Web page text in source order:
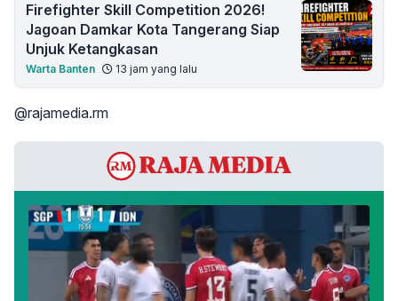
Firefighter Skill Competition 2026!
Jagoan Damkar Kota Tangerang Siap
Unjuk Ketangkasan
Warta Banten 13 jam yang lalu
@rajamedia.rm